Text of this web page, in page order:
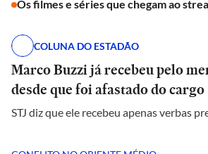
Os filmes e séries que chegam ao
COLUNA DO ESTADÃO
Marco Buzzi já recebeu pelo
desde que foi afastado do cargo
STJ diz que ele recebeu apenas verbas